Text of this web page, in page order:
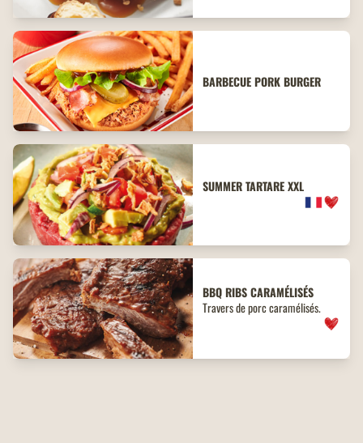
BARBECUE PORK BURGER
SUMMER TARTARE XXL
BBQRIBSCARAMÉLISÉS
Travers de porc caramélisés.